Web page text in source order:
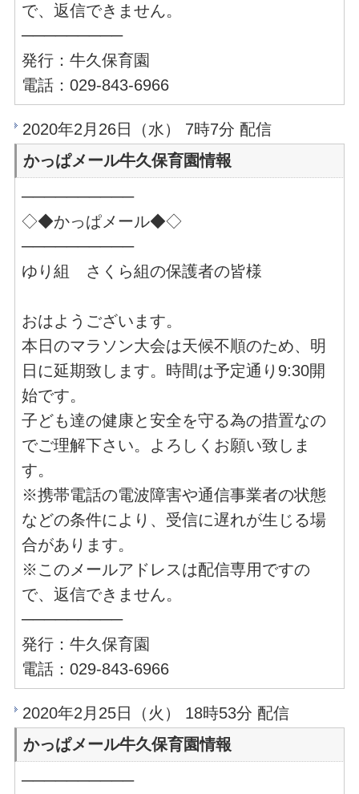
で、返信できません。
─────────
発行：牛久保育園
電話：029-843-6966
2020年2月26日（水） 7時7分 配信
かっぱメール牛久保育園情報
──────────
◇◆かっぱメール◆◇
──────────
ゆり組 さくら組の保護者の皆様
おはようございます。
本日のマラソン大会は天候不順のため、明
日に延期致します。時間は予定通り9:30開
始です。
子ども達の健康と安全を守る為の措置なの
でご理解下さい。よろしくお願い致しま
す。
※携帯電話の電波障害や通信事業者の状態
などの条件により、受信に遅れが生じる場
合があります。
※このメールアドレスは配信専用ですの
で、返信できません。
─────────
発行：牛久保育園
電話：029-843-6966
2020年2月25日（火） 18時53分 配信
かっぱメール牛久保育園情報
──────────